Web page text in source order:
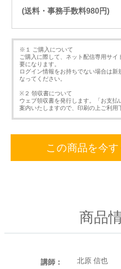
(送料・事務手数料980円)
※１ ご購入について
ご購入に際して、ネット配信専用サ
要になります。
ログイン情報をお持ちでない場合は
なってください。
※２ 領収書について
ウェブ領収書を発行します。「お支
案内いたしますので、印刷の上ご利用
この商品を今
商品
講師： 北原 信也